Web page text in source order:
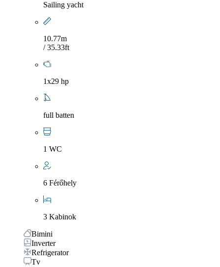
Sailing yacht
10.77m
/ 35.33ft
1x29 hp
full batten
1 WC
6 Férőhely
3 Kabinok
Bimini
Inverter
Refrigerator
Tv